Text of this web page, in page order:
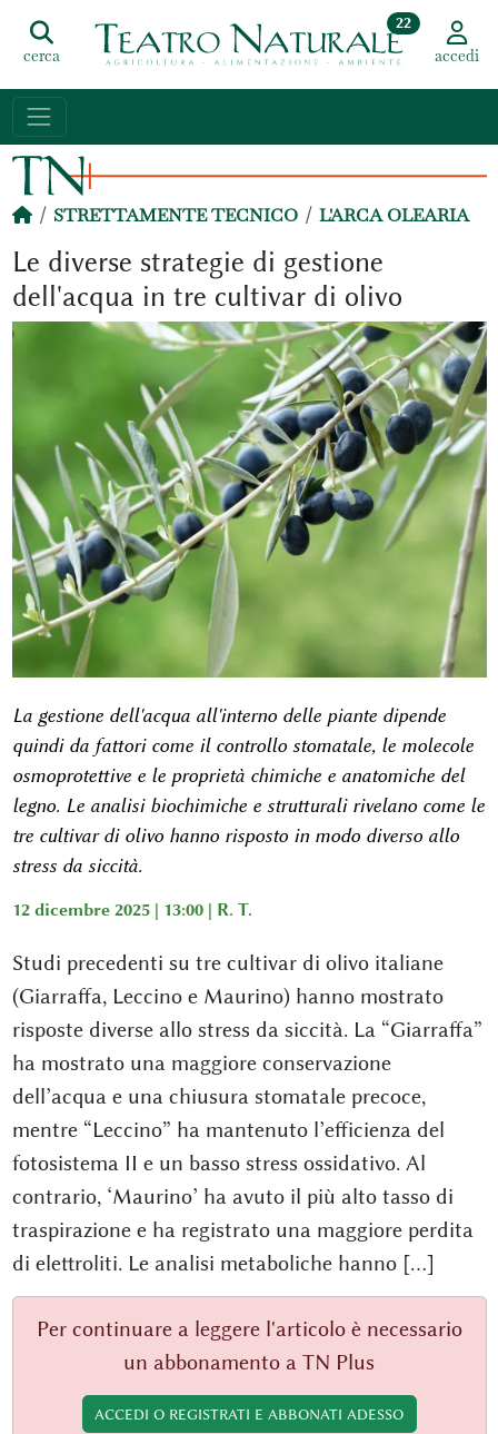
cerca
22
accedi
STRETTAMENTE TECNICO L'ARCA OLEARIA
Le diverse strategie di gestione
dell'acqua in tre cultivar di olivo
La gestione dell'acqua all'interno delle piante dipende
quindi da fattori come il controllo stomatale, le molecole
osmoprotettive e le proprietà chimiche e anatomiche del
legno. Le analisi biochimiche e strutturali rivelano come le
tre cultivar di olivo hanno risposto in modo diverso allo
stress da siccità.
12 dicembre 2025 | 13:00 | R. T.
Studi precedenti su tre cultivar di olivo italiane
(Giarraffa, Leccino e Maurino) hanno mostrato
risposte diverse allo stress da siccità. La “Giarraffa”
ha mostrato una maggiore conservazione
dell’acqua e una chiusura stomatale precoce,
mentre “Leccino” ha mantenuto l’efficienza del
fotosistema II e un basso stress ossidativo. Al
contrario, ‘Maurino’ ha avuto il più alto tasso di
traspirazione e ha registrato una maggiore perdita
di elettroliti. Le analisi metaboliche hanno [...]
Per continuare a leggere l'articolo è necessario
un abbonamento a TN Plus
ACCEDI O REGISTRATI E ABBONATI ADESSO